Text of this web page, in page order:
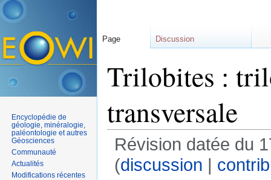
Trilobites :
transversale
Révision datée du
(discussion |
Page Discussion
Encyclopédie de
géologie, minéralogie,
paléontologie et autres
Géosciences
Communauté
Actualités
Modifications récentes